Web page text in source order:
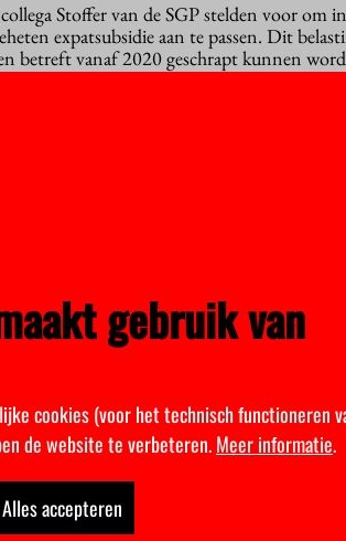
Stoffer van de SGP stelden voor om
expatsubsidie aan te passen. Dit
betreft vanaf 2020 geschrapt kunnen
dat toe: “Het kabinet kan vandaag kiezen
in de schulden steken van studenten”,
amendement. De vier regeringspartijen en
op. De leden keerden zich tijdens het
Ze steunden een motie van de
maatregel moet verzetten.
van der Molen lieten meteen al
en de CDA-jongeren hadden
kon de CDA-fractie niet op andere
zegt Van de Molen, “maar die moet wel
afspraak gemaakt toen de
gebruik van
cookies (voor het technisch functioneren
de website te verbeteren.Meer informatie.
Alles accepteren